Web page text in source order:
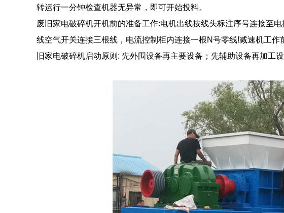
转运行一分钟检查机器无异常，即可开始投料。
废旧家电破碎机开机前的准备工作:电机出线按线头标注序号连接至
线空气开关连接三根线，电流控制柜内连接一根N号零线!减速机工
旧家电破碎机启动原则: 先外围设备再主要设备；先辅助设备再加工